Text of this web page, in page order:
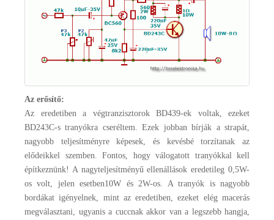
Az erősítő:
Az eredetiben a végtranzisztorok BD439-ek voltak, ezeket
BD243C-s tranyókra cseréltem. Ezek jobban bírják a strapát,
nagyobb teljesítményre képesek, és kevésbé torzítanak az
elődeikkel szemben. Fontos, hogy válogatott tranyókkal kell
építkeznünk! A nagyteljesítményű ellenállások eredetileg 0,5W-
os volt, jelen esetben10W és 2W-os. A tranyók is nagyobb
bordákat igényelnek, mint az eredetiben, ezeket elég macerás
megválasztani, ugyanis a cuccnak akkor van a legszebb hangja,